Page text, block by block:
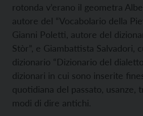
rotonda v’erano il geometra
autore del “Vocabolario della
Gianni Poletti, autore del
Stòr”, e Giambattista Salvadori,
dizionario “Dizionario del
dizionari in cui sono inserite
quotidiana del passato, usanze,
modi di dire antichi.